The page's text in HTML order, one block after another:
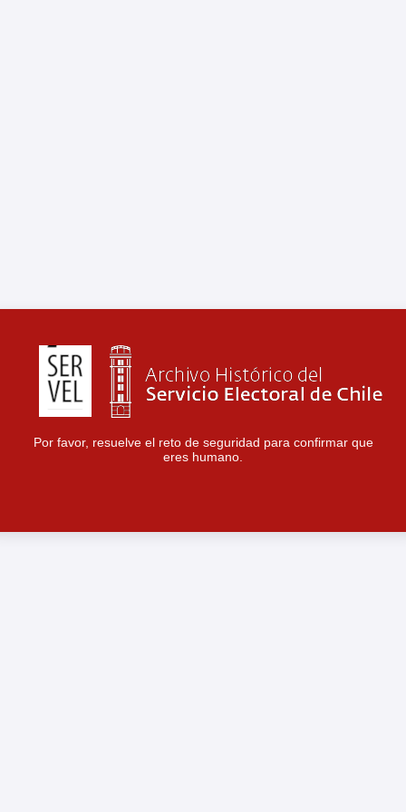
Por favor, resuelve el reto de seguridad para confirmar que
eres humano.